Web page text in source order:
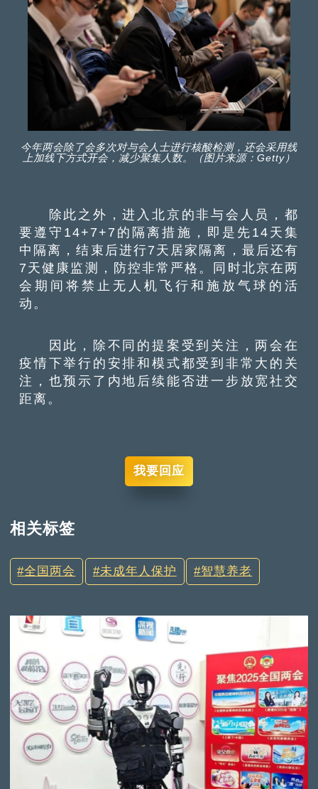
今年两会除了会多次对与会人士进行核酸检测，还会采用线
上加线下方式开会，减少聚集人数。（图片来源：Getty）
除此之外，进入北京的非与会人员，都
要遵守14+7+7的隔离措施，即是先14天集
中隔离，结束后进行7天居家隔离，最后还有
7天健康监测，防控非常严格。同时北京在两
会期间将禁止无人机飞行和施放气球的活
动。
因此，除不同的提案受到关注，两会在
疫情下举行的安排和模式都受到非常大的关
注，也预示了内地后续能否进一步放宽社交
距离。
我要回应
相关标签
全国两会 未成年人保护 智慧养老